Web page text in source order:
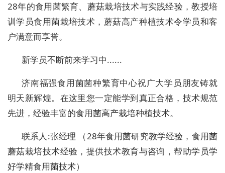
28年的食用菌繁育、蘑菇栽培技术与实践经验，教授培
训学员食用菌栽培技术，蘑菇高产种植技术令学员和客
户满意而享誉。
新学员不断前来学习中......
济南福强食用菌菌种繁育中心祝广大学员朋友铸就
明天新辉煌。在这里您一定能学到真正合格，技术规范
先进，经验丰富的食用菌高产栽培种植技术。
联系人:张经理 （28年食用菌研究教学经验，食用菌
蘑菇栽培技术经验，提供技术教育与咨询，帮助学员学
好学精食用菌技术）